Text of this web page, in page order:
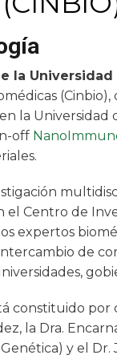
la Universidad
la Universidad
off
Centro de
expertos
de
constituido por
la Dra.
y el